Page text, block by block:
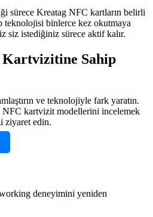
sürece Kreatag NFC kartların belirli
teknolojisi binlerce kez okutmaya
siz istediğiniz sürece aktif kalır.
Kartvizitine Sahip
ve teknolojiyle fark yaratın.
NFC kartvizit modellerini incelemek
ziyaret edin.
deneyimini yeniden